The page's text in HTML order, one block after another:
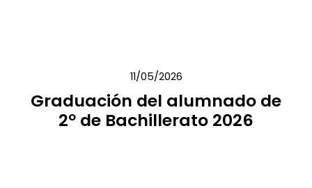
11/05/2026
Graduación del alumnado de
2º de Bachillerato 2026